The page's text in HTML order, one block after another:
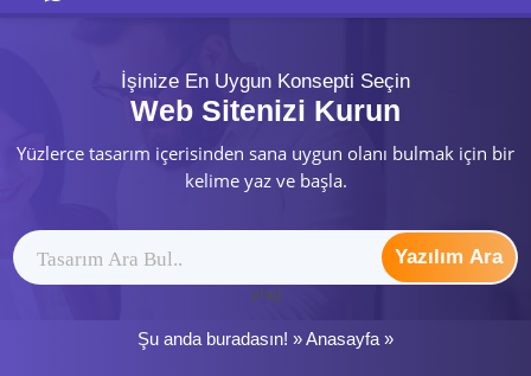
İşinize En Uygun Konsepti Seçin
Web Sitenizi Kurun
Yüzlerce tasarım içerisinden sana uygun olanı bulmak için bir
kelime yaz ve başla.
Yazılım Ara
ytag
Şu anda buradasın! »Anasayfa »